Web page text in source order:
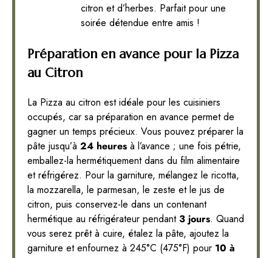
citron et d’herbes. Parfait pour une
soirée détendue entre amis !
Préparation en avance pour la Pizza
au Citron
La Pizza au citron est idéale pour les cuisiniers
occupés, car sa préparation en avance permet de
gagner un temps précieux. Vous pouvez préparer la
pâte jusqu’à 24 heures à l’avance ; une fois pétrie,
emballez-la hermétiquement dans du film alimentaire
et réfrigérez. Pour la garniture, mélangez le ricotta,
la mozzarella, le parmesan, le zeste et le jus de
citron, puis conservez-le dans un contenant
hermétique au réfrigérateur pendant3 jours. Quand
vous serez prêt à cuire, étalez la pâte, ajoutez la
garniture et enfournez à 245°C (475°F) pour 10 à